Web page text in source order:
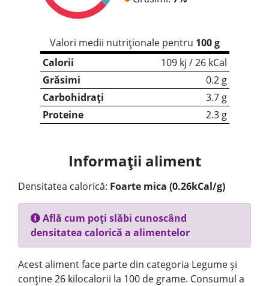
Valori medii nutriționale pentru 100 g
Calorii
109 kj / 26 kCal
Grăsimi
0.2 g
Carbohidrați
3.7 g
Proteine
2.3 g
Informații aliment
Densitatea calorică: Foarte mica (0.26kCal/g)
Află cum poți slăbi cunoscând
densitatea calorică a alimentelor
Acest aliment face parte din categoria Legume și
conține 26 kilocalorii la 100 de grame. Consumul a